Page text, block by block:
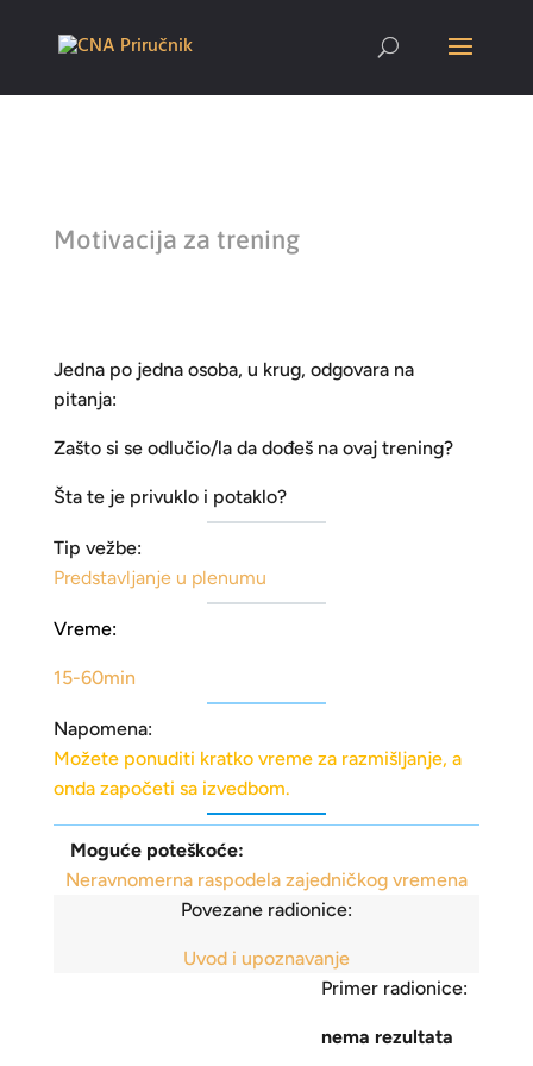
Motivacija za trening
Jedna po jedna osoba, u krug, odgovara na
pitanja:
Zašto si se odlučio/la da dođeš na ovaj trening?
Šta te je privuklo i potaklo?
Tip vežbe:
Predstavljanje u plenumu
Vreme:
15-60min
Napomena:
Možete ponuditi kratko vreme za razmišljanje, a
onda započeti sa izvedbom.
Moguće poteškoće:
Neravnomerna raspodela zajedničkog vremena
Povezane radionice:
Uvod i upoznavanje
Primer radionice:
nema rezultata